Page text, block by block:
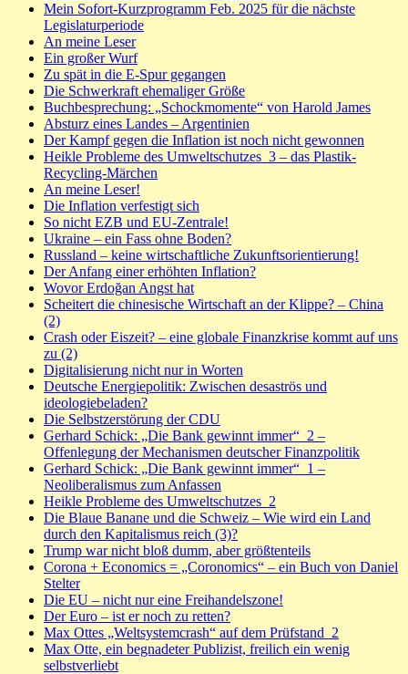
Mein Sofort-Kurzprogramm Feb. 2025 für die nächste
Legislaturperiode
An meine Leser
Ein großer Wurf
Zu spät in die E-Spur gegangen
Die Schwerkraft ehemaliger Größe
Buchbesprechung: „Schockmomente“ von Harold James
Absturz eines Landes – Argentinien
Der Kampf gegen die Inflation ist noch nicht gewonnen
Heikle Probleme des Umweltschutzes_3 – das Plastik-
Recycling-Märchen
An meine Leser!
Die Inflation verfestigt sich
So nicht EZB und EU-Zentrale!
Ukraine – ein Fass ohne Boden?
Russland – keine wirtschaftliche Zukunftsorientierung!
Der Anfang einer erhöhten Inflation?
Wovor Erdoğan Angst hat
Scheitert die chinesische Wirtschaft an der Klippe? – China
(2)
Crash oder Eiszeit? – eine globale Finanzkrise kommt auf uns
zu (2)
Digitalisierung nicht nur in Worten
Deutsche Energiepolitik: Zwischen desaströs und
ideologiebeladen?
Die Selbstzerstörung der CDU
Gerhard Schick: „Die Bank gewinnt immer“_2 –
Offenlegung der Mechanismen deutscher Finanzpolitik
Gerhard Schick: „Die Bank gewinnt immer“_1 –
Neoliberalismus zum Anfassen
Heikle Probleme des Umweltschutzes_2
Die Blaue Banane und die Schweiz – Wie wird ein Land
durch den Kapitalismus reich (3)?
Trump war nicht bloß dumm, aber größtenteils
Corona + Economics = „Coronomics“ – ein Buch von Daniel
Stelter
Die EU – nicht nur eine Freihandelszone!
Der Euro – ist er noch zu retten?
Max Ottes „Weltsystemcrash“ auf dem Prüfstand_2
Max Otte, ein begnadeter Publizist, freilich ein wenig
selbstverliebt